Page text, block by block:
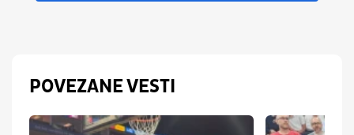
POVEZANE VESTI